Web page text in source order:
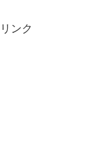
ンク